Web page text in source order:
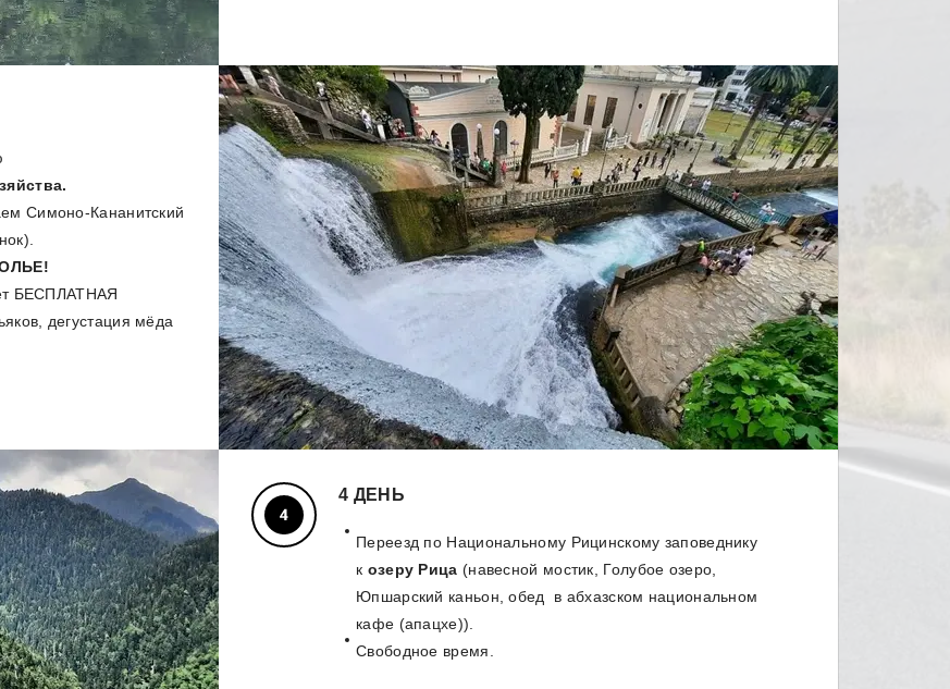
Симоно-Кананитский
!
БЕСПЛАТНАЯ
дегустация мёда
4 ДЕНЬ
Переезд по Национальному Рицинскому заповеднику
к озеру Рица (навесной мостик, Голубое озеро,
Юпшарский каньон, обед в абхазском национальном
кафе (апацхе)).
Свободное время.